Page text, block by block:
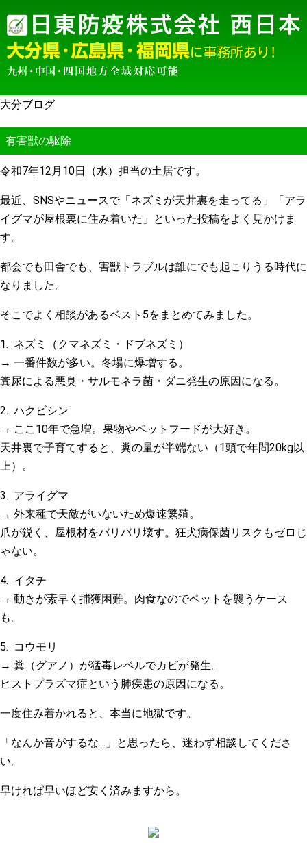
大分ブログ
有害獣の駆除
令和7年12月10日（水）担当の土居です。
最近、SNSやニュースで「ネズミが天井裏を走ってる」「アラ
イグマが屋根裏に住み着いた」といった投稿をよく見かけま
す。
都会でも田舎でも、害獣トラブルは誰にでも起こりうる時代に
なりました。
そこでよく相談があるベスト5をまとめてみました。
1. ネズミ（クマネズミ・ドブネズミ）
→ 一番件数が多い。冬場に爆増する。
糞尿による悪臭・サルモネラ菌・ダニ発生の原因になる。
2. ハクビシン
→ ここ10年で急増。果物やペットフードが大好き。
天井裏で子育てすると、糞の量が半端ない（1頭で年間20kg以
上）。
3. アライグマ
→ 外来種で天敵がいないため爆速繁殖。
爪が鋭く、屋根材をバリバリ壊す。狂犬病保菌リスクもゼロじ
ゃない。
4. イタチ
→ 動きが素早く捕獲困難。肉食なのでペットを襲うケース
も。
5. コウモリ
→ 糞（グアノ）が猛毒レベルでカビが発生。
ヒストプラズマ症という肺疾患の原因になる。
一度住み着かれると、本当に地獄です。
「なんか音がするな…」と思ったら、迷わず相談してくださ
い。
早ければ早いほど安く済みますから。